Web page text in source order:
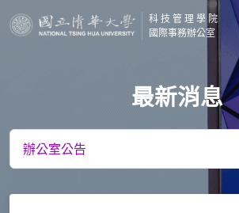
科技管理學院
國際事務辦公室
最新消息